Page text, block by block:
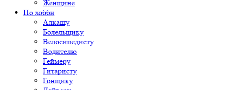
Женщине
По хобби
Алкашу
Болельщику
Велосипедисту
Водителю
Геймеру
Гитаристу
Гонщику